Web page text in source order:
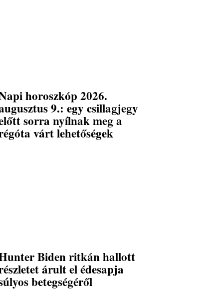
horoszkóp 2026.
9.: egy csillagjegy
sorra nyílnak meg a
várt lehetőségek
Biden ritkán hallott
árult el édesapja
betegségéről